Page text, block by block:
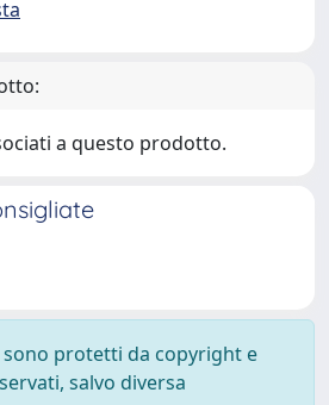
a questo prodotto.
sono protetti da copyright e
salvo diversa